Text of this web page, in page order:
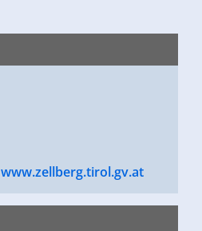
www.zellberg.tirol.gv.at